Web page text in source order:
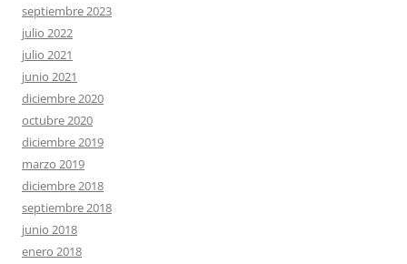
septiembre 2023
julio 2022
julio 2021
junio 2021
diciembre 2020
octubre 2020
diciembre 2019
marzo 2019
diciembre 2018
septiembre 2018
junio 2018
enero 2018